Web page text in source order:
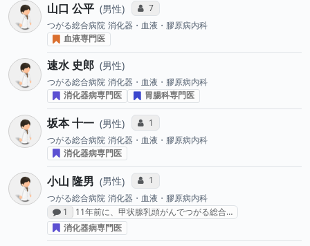
山口 公平 男性 コミュニケーション・タイプ投票数
7
つがる総合病院 消化器・血液・膠原病内科
血液専門医
速水 史郎 男性
つがる総合病院 消化器・血液・膠原病内科
消化器病専門医
胃腸科専門医
坂本 十一 男性 コミュニケーション・タイプ投票数
1
つがる総合病院 消化器・血液・膠原病内科
消化器病専門医
小山 隆男 男性 コミュニケーション・タイプ投票数
1
つがる総合病院 消化器・血液・膠原病内科
感想投稿数
1
11年前に、甲状腺乳頭がんでつがる総合…
消化器病専門医